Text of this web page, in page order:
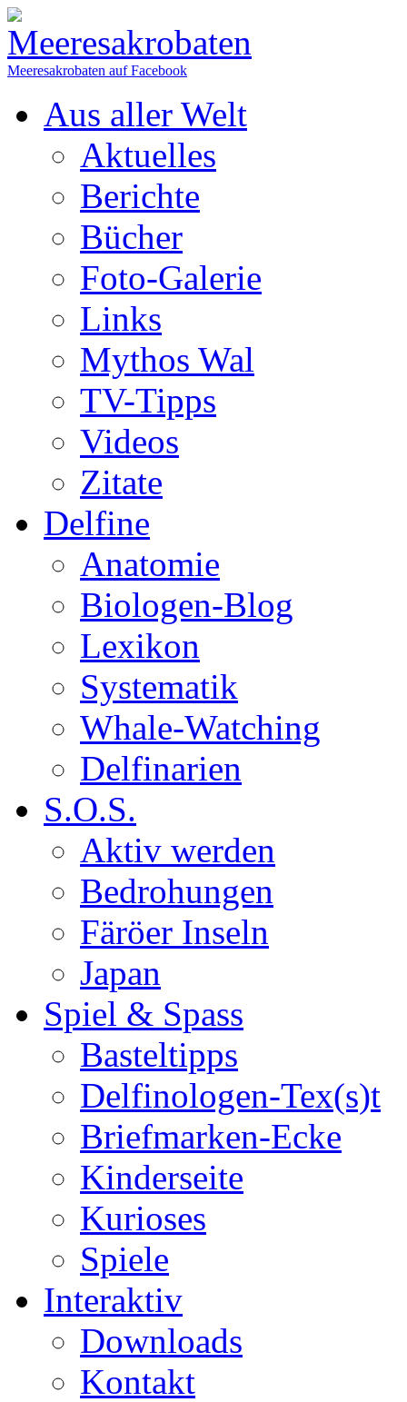
Meeresakrobaten auf Facebook
Aus aller Welt
Aktuelles
Berichte
Bücher
Foto-Galerie
Links
Mythos Wal
TV-Tipps
Videos
Zitate
Delfine
Anatomie
Biologen-Blog
Lexikon
Systematik
Whale-Watching
Delfinarien
S.O.S.
Aktiv werden
Bedrohungen
Färöer Inseln
Japan
Spiel & Spass
Basteltipps
Delfinologen-Tex(s)t
Briefmarken-Ecke
Kinderseite
Kurioses
Spiele
Interaktiv
Downloads
Kontakt